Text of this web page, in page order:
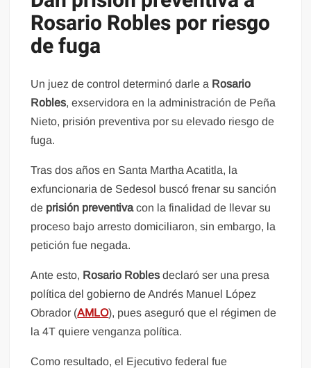
Rosario Robles por riesgo
de fuga
Un juez de control determinó darle a Rosario
Robles, exservidora en la administración de Peña
Nieto, prisión preventiva por su elevado riesgo de
fuga.
Tras dos años en Santa Martha Acatitla, la
exfuncionaria de Sedesol buscó frenar su sanción
de prisión preventivacon la finalidad de llevar su
proceso bajo arresto domiciliaron, sin embargo, la
petición fue negada.
Ante esto, Rosario Roblesdeclaró ser una presa
política del gobierno de Andrés Manuel López
Obrador (AMLO), pues aseguró que el régimen de
la 4T quiere venganza política.
Como resultado, el Ejecutivo federal fue